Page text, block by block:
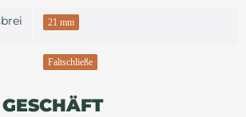
21 mm
Faltschließe